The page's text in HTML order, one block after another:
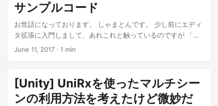
サンプルコード
お世話になっております。 しゃまとんです。 少し前にエディ
タ拡張に入門しまして、あれこれと触っているのですが 「こ
れどうやって実装するんだっけ〜〜〜」となることが多々あ
June 11, 2017 · 1 min
[Unity] UniRxを使ったマルチシー
ンの利用方法を考えたけど微妙だ